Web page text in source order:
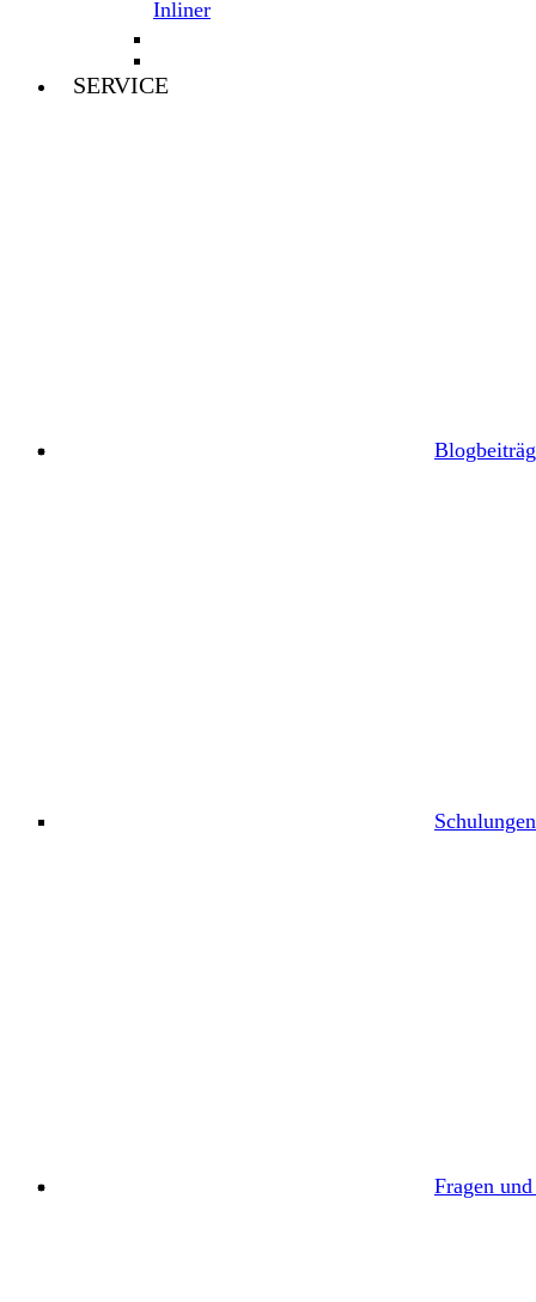
Inliner
SERVICE
Schulungen
Fragen